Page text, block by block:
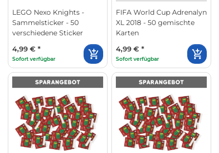
LEGO Nexo Knights -
Sammelsticker - 50
verschiedene Sticker
4,99 € *
Sofort verfügbar
FIFA World Cup Adrenalyn
XL 2018 - 50 gemischte
Karten
4,99 € *
Sofort verfügbar